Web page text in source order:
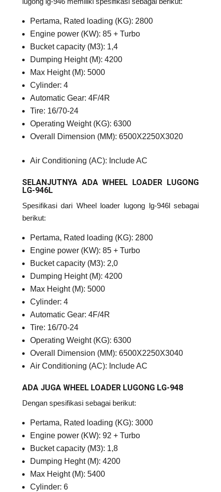
Pertama, Rated loading (KG): 2800
Engine power (KW): 85 + Turbo
Bucket capacity (M3): 1,4
Dumping Height (M): 4200
Max Height (M): 5000
Cylinder: 4
Automatic Gear: 4F/4R
Tire: 16/70-24
Operating Weight (KG): 6300
Overall Dimension (MM): 6500X2250X3020
Air Conditioning (AC): Include AC
SELANJUTNYA ADA WHEEL LOADER LUGONG
LG-946L
Spesifikasi dari Wheel loader lugong lg-946l sebagai
berikut:
Pertama, Rated loading (KG): 2800
Engine power (KW): 85 + Turbo
Bucket capacity (M3): 2,0
Dumping Height (M): 4200
Max Height (M): 5000
Cylinder: 4
Automatic Gear: 4F/4R
Tire: 16/70-24
Operating Weight (KG): 6300
Overall Dimension (MM): 6500X2250X3040
Air Conditioning (AC): Include AC
ADA JUGA WHEEL LOADER LUGONG LG-948
Dengan spesifikasi sebagai berikut:
Pertama, Rated loading (KG): 3000
Engine power (KW): 92 + Turbo
Bucket capacity (M3): 1,8
Dumping Heght (M): 4200
Max Height (M): 5400
Cylinder: 6